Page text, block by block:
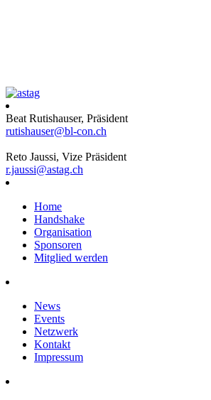
Beat Rutishauser, Präsident
rutishauser@bl-con.ch
Reto Jaussi, Vize Präsident
r.jaussi@astag.ch
Home
Handshake
Organisation
Sponsoren
Mitglied werden
News
Events
Netzwerk
Kontakt
Impressum